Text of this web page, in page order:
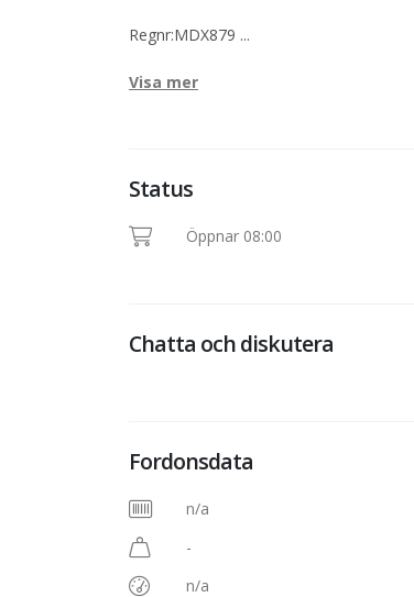
Regnr:MDX879 ...
Visa mer
Status
Öppnar 08:00
Chatta och diskutera
Fordonsdata
n/a
-
n/a